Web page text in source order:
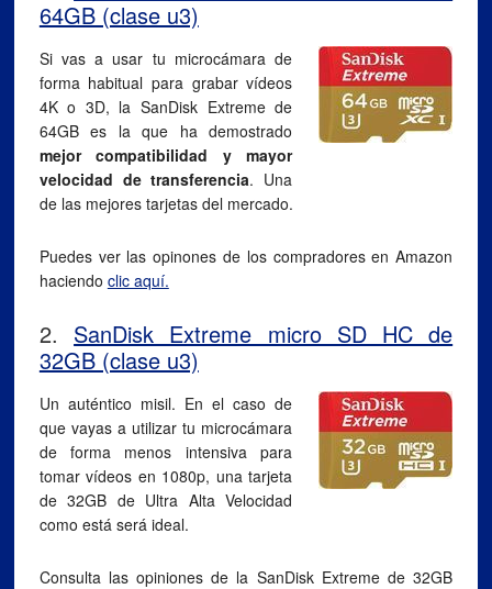
64GB (clase u3)
Si vas a usar tu microcámara de
forma habitual para grabar vídeos
4K o 3D, la SanDisk Extreme de
64GB es la que ha demostrado
mejor compatibilidad y mayor
velocidad de transferencia. Una
de las mejores tarjetas del mercado.
Puedes ver las opinones de los compradores en Amazon
haciendo clic aquí.
2. SanDisk Extreme micro SD HC de
32GB (clase u3)
Un auténtico misil. En el caso de
que vayas a utilizar tu microcámara
de forma menos intensiva para
tomar vídeos en 1080p, una tarjeta
de 32GB de Ultra Alta Velocidad
como está será ideal.
Consulta las opiniones de la SanDisk Extreme de 32GB